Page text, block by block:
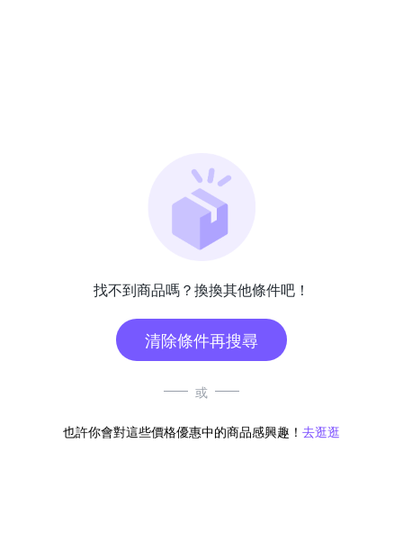
找不到商品嗎？換換其他條件吧！
清除條件再搜尋
或
也許你會對這些價格優惠中的商品感興趣！ 去逛逛